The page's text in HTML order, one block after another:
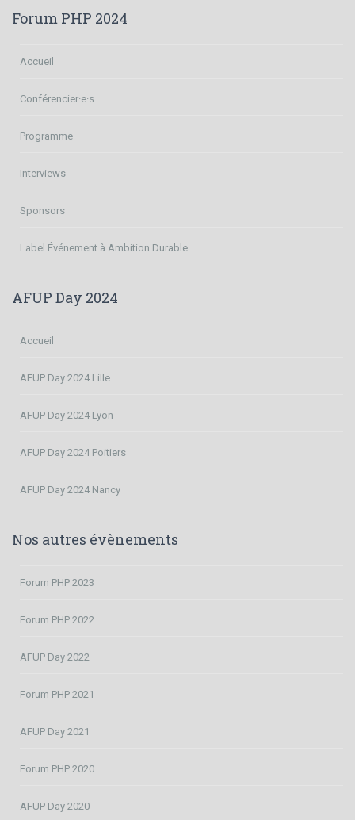
Forum PHP 2024
Accueil
Conférencier·e·s
Programme
Interviews
Sponsors
Label Événement à Ambition Durable
AFUP Day 2024
Accueil
AFUP Day 2024 Lille
AFUP Day 2024 Lyon
AFUP Day 2024 Poitiers
AFUP Day 2024 Nancy
Nos autres évènements
Forum PHP 2023
Forum PHP 2022
AFUP Day 2022
Forum PHP 2021
AFUP Day 2021
Forum PHP 2020
AFUP Day 2020